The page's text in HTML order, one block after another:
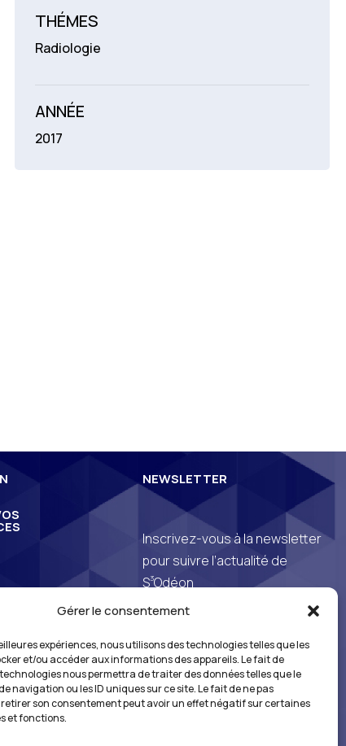
Gérer le consentement
expériences, nous utilisons des technologies telles que les
et/ou accéder aux informations des appareils. Le fait de
nous permettra de traiter des données telles que le
navigation ou les ID uniques sur ce site. Le fait de ne pas
son consentement peut avoir un effet négatif sur certaines
et fonctions.
THÉMES
Radiologie
ANNÉE
2017
NEWSLETTER
Inscrivez-vous à la newsletter
pour suivre l’actualité de
S3Odéon
*En vous inscrivant à notre newsletter, vous
reconnaissez avoir pris connaissance de
notrepolitique de gestion des données
personnelleset vous l’acceptez.